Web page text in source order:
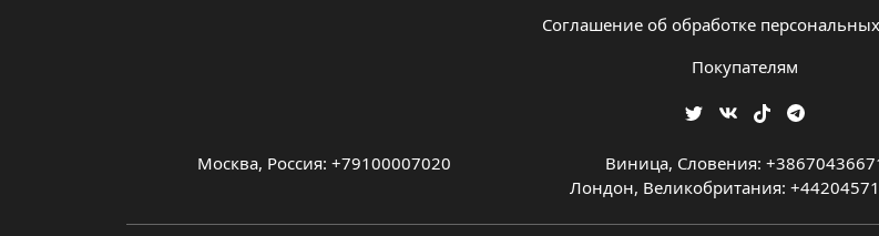
Соглашение об обработке
Покупателям
Москва, Россия: +79100007020 Виница, Словения:
Лондон, Великобритания: